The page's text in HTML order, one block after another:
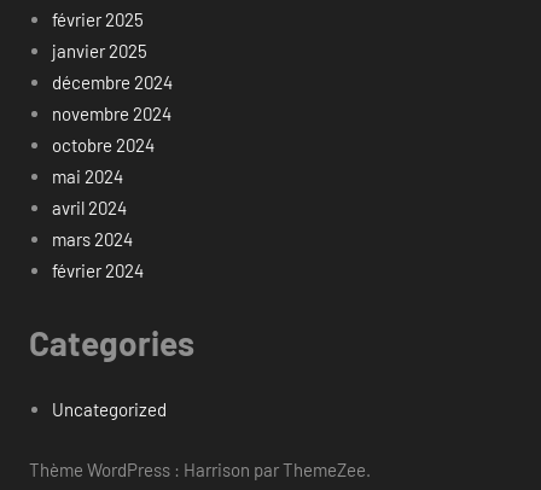
février 2025
janvier 2025
décembre 2024
novembre 2024
octobre 2024
mai 2024
avril 2024
mars 2024
février 2024
Categories
Uncategorized
Thème WordPress : Harrison par ThemeZee.